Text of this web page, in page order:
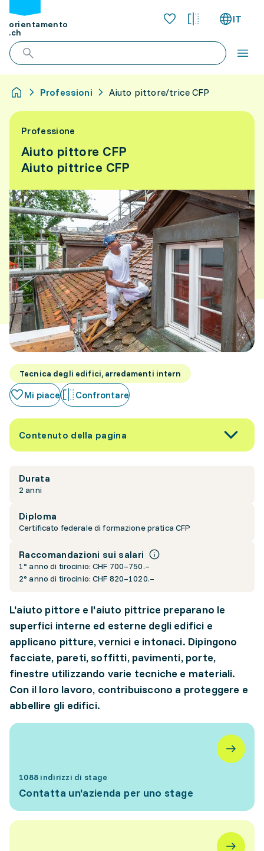
orientamento
.ch
IT
Professioni Aiuto pittore/trice CFP
Professione
Aiuto pittore CFP
Aiuto pittrice CFP
Tecnica degli edifici, arredamenti intern
Mi piace Confrontare
Contenuto della pagina
Durata
2 anni
Diploma
Certificato federale di formazione pratica CFP
Raccomandazioni sui salari
1° anno di tirocinio: CHF 700–750.–
2° anno di tirocinio: CHF 820–1020.–
L'aiuto pittore e l'aiuto pittrice preparano le
superfici interne ed esterne degli edifici e
applicano pitture, vernici e intonaci. Dipingono
facciate, pareti, soffitti, pavimenti, porte,
finestre utilizzando varie tecniche e materiali.
Con il loro lavoro, contribuiscono a proteggere e
abbellire gli edifici.
1088 indirizzi di stage
Contatta un'azienda per uno stage